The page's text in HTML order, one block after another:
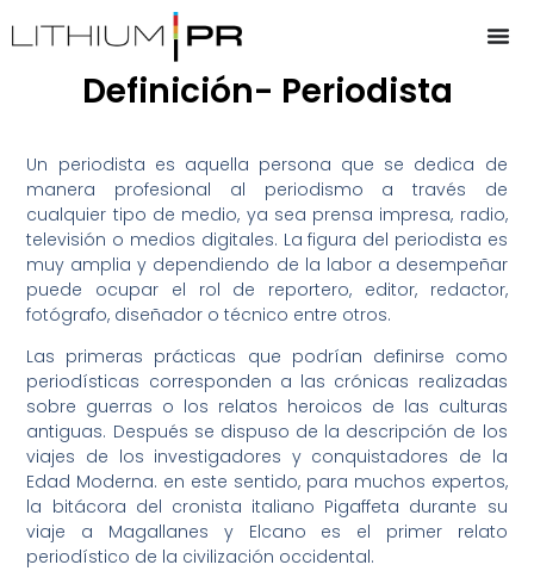
Definición- Periodista
Un periodista es aquella persona que se dedica de
manera profesional al periodismo a través de
cualquier tipo de medio, ya sea prensa impresa, radio,
televisión o medios digitales. La figura del periodista es
muy amplia y dependiendo de la labor a desempeñar
puede ocupar el rol de reportero, editor, redactor,
fotógrafo, diseñador o técnico entre otros.
Las primeras prácticas que podrían definirse como
periodísticas corresponden a las crónicas realizadas
sobre guerras o los relatos heroicos de las culturas
antiguas. Después se dispuso de la descripción de los
viajes de los investigadores y conquistadores de la
Edad Moderna. en este sentido, para muchos expertos,
la bitácora del cronista italiano Pigaffeta durante su
viaje a Magallanes y Elcano es el primer relato
periodístico de la civilización occidental.